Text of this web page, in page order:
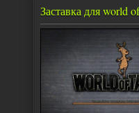
Заставка для world